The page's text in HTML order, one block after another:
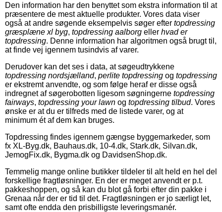
Den information har den benyttet som ekstra information til at
præsentere de mest aktuelle produkter. Vores data viser
også at andre søgende eksempelvis søger efter topdressing
græsplæne xl byg, topdressing aalborg eller hvad er
topdressing. Denne information har algoritmen også brugt til,
at finde vej igennem tusindvis af varer.
Derudover kan det ses i data, at søgeudtrykkene
topdressing nordsjælland, perlite topdressing og topdressing
er ekstremt anvendte, og som følge heraf er disse også
indregnet af søgerobotten ligesom søgningerne topdressing
fairways, topdressing your lawn og topdressing tilbud. Vores
ønske er at du er tilfreds med de listede varer, og at
minimum ét af dem kan bruges.
Topdressing findes igennem gængse byggemarkeder, som
fx XL-Byg.dk, Bauhaus.dk, 10-4.dk, Stark.dk, Silvan.dk,
JemogFix.dk, Bygma.dk og DavidsenShop.dk.
Temmelig mange online butikker tildeler til alt held en hel del
forskellige fragtløsninger. En der er meget anvendt er p.t.
pakkeshoppen, og så kan du blot gå forbi efter din pakke i
Grenaa når der er tid til det. Fragtløsningen er jo særligt let,
samt ofte endda den prisbilligste leveringsmanér.